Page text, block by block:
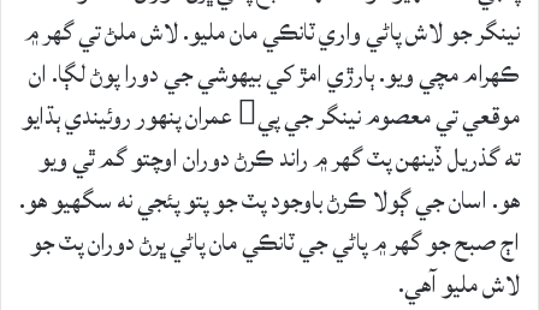
نينگر جو لاش پاڻي واري ٽانڪي مان مليو. لاش ملڻ تي گھر ۾
ڪھرام مچي ويو. ٻارڙي امڙ کي بيھوشي جي دورا پوڻ لڳا. ان
موقعي تي معصوم نينگر جي پي عمران پنهور روئيندي ٻڌايو
ته گذريل ڏينهن پٽ گھر ۾ راند ڪرڻ دوران اوچتو گم ٿي ويو
هو. اسان جي ڳولا ڪرڻ باوجود پٽ جو پتو پئجي نه سگهيو هو.
اڄ صبح جو گھر ۾ پاڻي جي ٽانڪي مان پاڻي ڀرڻ دوران پٽ جو
لاش مليو آهي.